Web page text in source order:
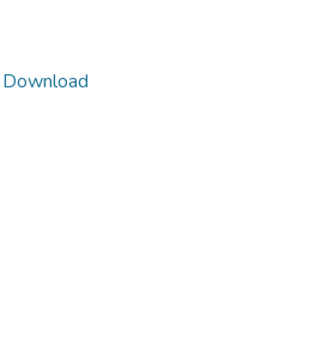
Download